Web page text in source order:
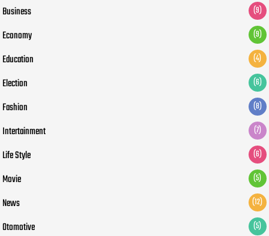
Business (9)
Economy (9)
Education (4)
Election (6)
Fashion (8)
Intertainment (7)
Life Style (6)
Movie (5)
News (12)
Otomotive (5)